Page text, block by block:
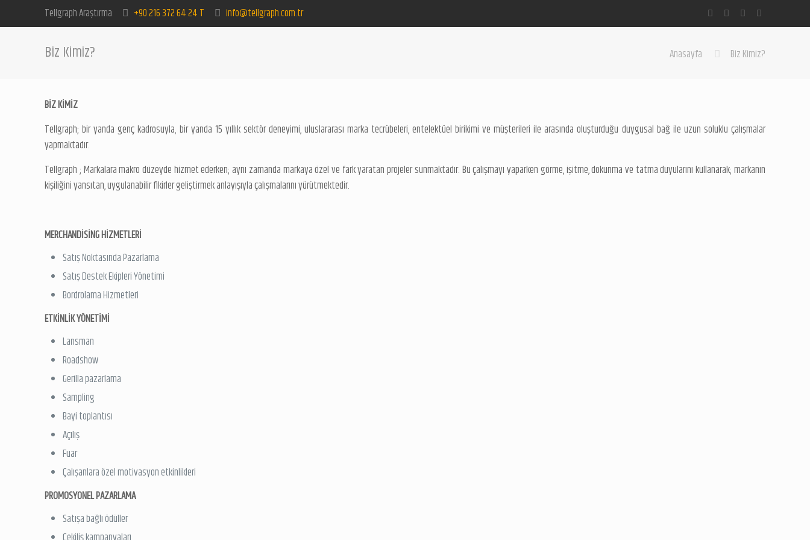
Tellgraph Araştırma +90 216 372 64 24 T info@tellgraph.com.tr
Biz Kimiz? Anasayfa Biz Kimiz?
BİZ KİMİZ
Tellgraph; bir yanda genç kadrosuyla, bir yanda 15 yıllık sektör deneyimi, uluslararası marka tecrübeleri, entelektüel birikimi ve müşterileri ile arasında oluşturduğu duygusal bağ ile uzun soluklu çalışmalar
yapmaktadır.
Tellgraph ; Markalara makro düzeyde hizmet ederken; aynı zamanda markaya özel ve fark yaratan projeler sunmaktadır. Bu çalışmayı yaparken görme, işitme, dokunma ve tatma duyularını kullanarak; markanın
kişiliğini yansıtan, uygulanabilir fikirler geliştirmek anlayışıyla çalışmalarını yürütmektedir.
MERCHANDİSİNG HİZMETLERİ
Satış Noktasında Pazarlama
Satış Destek Ekipleri Yönetimi
Bordrolama Hizmetleri
ETKİNLİK YÖNETİMİ
Lansman
Roadshow
Gerilla pazarlama
Sampling
Bayi toplantısı
Açılış
Fuar
Çalışanlara özel motivasyon etkinlikleri
PROMOSYONEL PAZARLAMA
Satışa bağlı ödüller